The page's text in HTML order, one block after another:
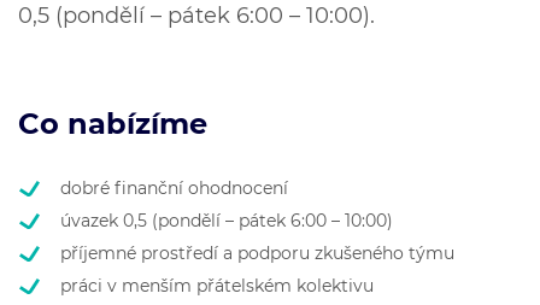
0,5 (pondělí – pátek 6:00 – 10:00).
Co nabízíme
dobré finanční ohodnocení
úvazek 0,5 (pondělí – pátek 6:00 – 10:00)
příjemné prostředí a podporu zkušeného týmu
práci v menším přátelském kolektivu